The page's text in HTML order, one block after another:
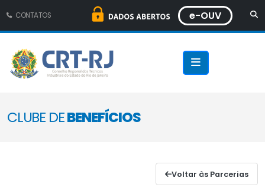
CONTATOS e-OUV
CLUBE DEBENEFÍCIOS
Voltar às Parcerias